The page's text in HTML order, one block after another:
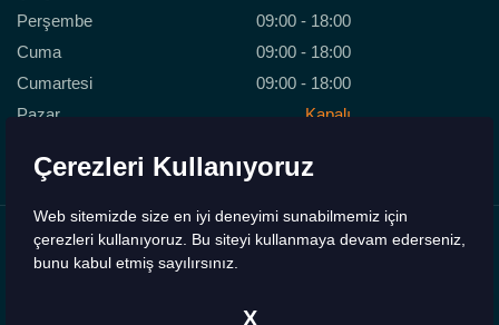
Çerezleri Kullanıyoruz
Web sitemizde size en iyi deneyimi sunabilmemiz için
çerezleri kullanıyoruz. Bu siteyi kullanmaya devam ederseniz,
bunu kabul etmiş sayılırsınız.
X
Perşembe
09:00 - 18:00
Cuma
09:00 - 18:00
Cumartesi
09:00 - 18:00
Pazar
Kapalı